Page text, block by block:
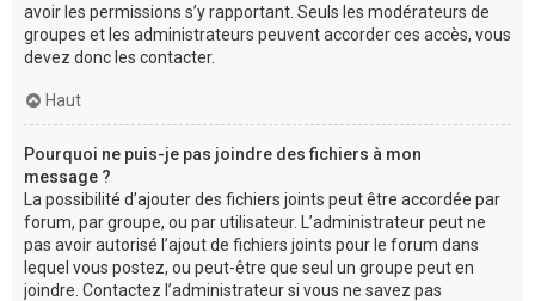
avoir les permissions s’y rapportant. Seuls les modérateurs de
groupes et les administrateurs peuvent accorder ces accès, vous
devez donc les contacter.
Haut
Pourquoi ne puis-je pas joindre des fichiers à mon
message ?
La possibilité d’ajouter des fichiers joints peut être accordée par
forum, par groupe, ou par utilisateur. L’administrateur peut ne
pas avoir autorisé l’ajout de fichiers joints pour le forum dans
lequel vous postez, ou peut-être que seul un groupe peut en
joindre. Contactez l’administrateur si vous ne savez pas